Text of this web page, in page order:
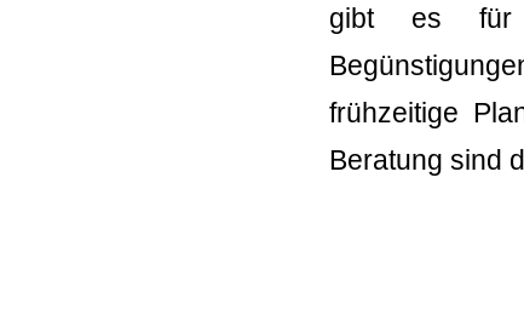
gibt es für
frühzeitige
Beratung sind